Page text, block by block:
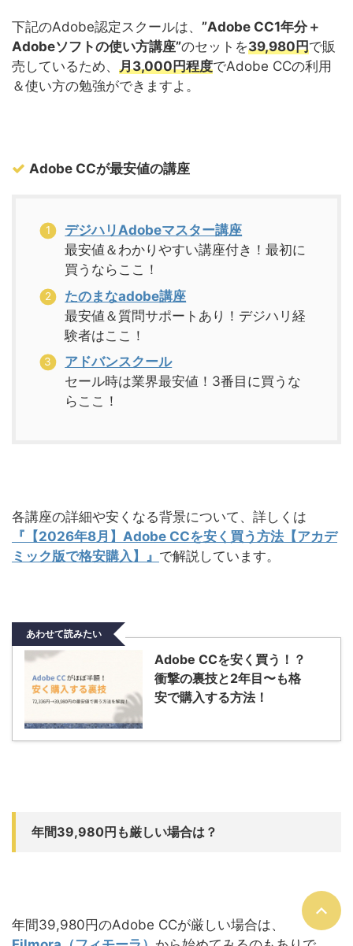
下記のAdobe認定スクールは、 ”Adobe CC1年分＋
Adobeソフトの使い方講座”のセットを39,980円で販
売しているため、 月3,000円程度でAdobe CCの利用
＆使い方の勉強ができますよ。
Adobe CCが最安値の講座
デジハリAdobeマスター講座
最安値＆わかりやすい講座付き！最初に
買うならここ！
たのまなadobe講座
最安値＆質問サポートあり！デジハリ経
験者はここ！
アドバンスクール
セール時は業界最安値！3番目に買うな
らここ！
各講座の詳細や安くなる背景について、詳しくは
『【2026年8月】Adobe CCを安く買う方法【アカデ
ミック版で格安購入】』 で解説しています。
あわせて読みたい
Adobe CCを安く買う！？
衝撃の裏技と2年目〜も格
安で購入する方法！
年間39,980円も厳しい場合は？
年間39,980円のAdobe CCが厳しい場合は、